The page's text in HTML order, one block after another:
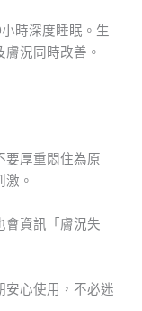
時深度睡眠。生
況同時改善。
要厚重悶住為原
。
會資訊「膚況失
安心使用，不必迷